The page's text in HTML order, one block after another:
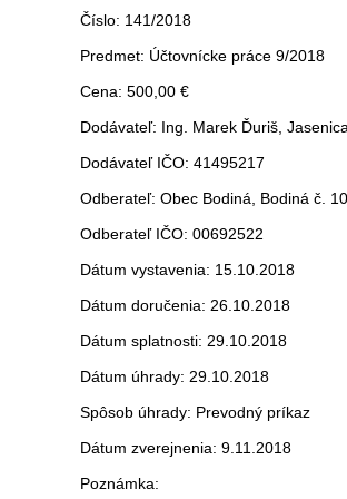
Číslo: 141/2018
Predmet: Účtovnícke práce 9/2018
Cena: 500,00 €
Dodávateľ: Ing. Marek Ďuriš,
Dodávateľ IČO: 41495217
Odberateľ: Obec Bodiná, Bodiná č.
Odberateľ IČO: 00692522
Dátum vystavenia: 15.10.2018
Dátum doručenia: 26.10.2018
Dátum splatnosti: 29.10.2018
Dátum úhrady: 29.10.2018
Spôsob úhrady: Prevodný príkaz
Dátum zverejnenia: 9.11.2018
Poznámka: